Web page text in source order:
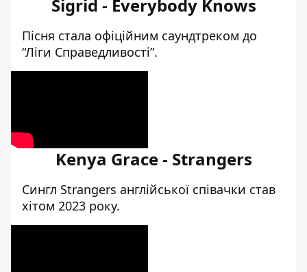
Sigrid - Everybody Knows
Пісня стала офіційним саундтреком до
“Ліги Справедливості”.
Kenya Grace - Strangers
Сингл Strangers англійської співачки став
хітом 2023 року.